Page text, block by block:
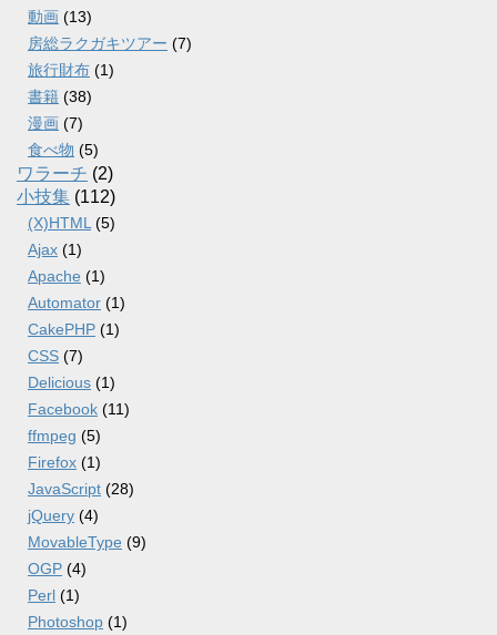
動画 (13)
房総ラクガキツアー (7)
旅行財布 (1)
書籍 (38)
漫画 (7)
食べ物 (5)
ワラーチ (2)
小技集 (112)
(X)HTML (5)
Ajax (1)
Apache (1)
Automator (1)
CakePHP (1)
CSS (7)
Delicious (1)
Facebook (11)
ffmpeg (5)
Firefox (1)
JavaScript (28)
jQuery (4)
MovableType (9)
OGP (4)
Perl (1)
Photoshop (1)